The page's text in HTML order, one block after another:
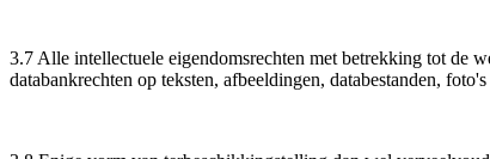
3.7 Alle intellectuele eigendomsrechten met betrekking tot de
databankrechten op teksten, afbeeldingen, databestanden,